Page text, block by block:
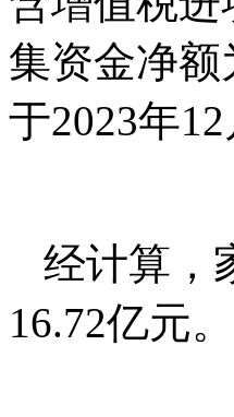
集资金净额
于2023年
经计算，
16.72亿元。